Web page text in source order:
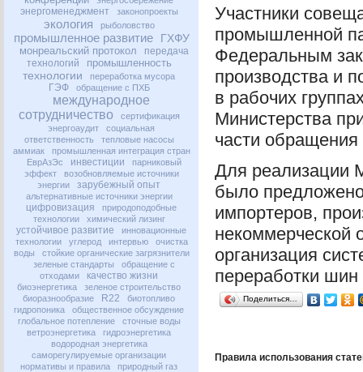
энергоменеджмент законопроекты
экология рыболовство
промышленное развитие ГХФУ
монреальский протокол
передача
технологий
промышленность
технологии переработка мусора
ГЭФ обращение с ПХБ
международное
сотрудничество
сертификация
энергоаудит
социальная
ответственность
тепловые насосы
аммиак
промышленная интеграция стран
ЕврАзЭс
инвестиции
парниковый
эффект
возобновляемые источники
энергии
зарубежный опыт
альтернативные источники энергии
цифровизация
природоподобные
технологии
химический лизинг
устойчивое развитие
инновационные
технологии
углерод интервью
очистка
воды
стойкие органические загрязнители
зеленые стандарты
обращение с
отходами
качество жизни
биоэнергетика
зеленое строительство
биоразнообразие
R22
биотопливо
гидропоника
общественное обсуждение
глобальное потепление
сточные воды
ветроэнергетика
гидроэнергетика
водородная энергетика
саморегулируемые организации
нормативы и правила
природный газ
Участники
промышленной
Федеральным
производства и
в рабочих
Министерства
части
Для реализации
было
импортеров,
некоммерческой
организация
переработки
Поделиться…
Правила использования